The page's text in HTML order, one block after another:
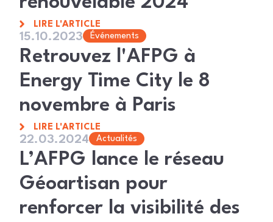
LIRE L'ARTICLE
15.10.2023 Événements
Retrouvez l'AFPG à
Energy Time City le 8
novembre à Paris
LIRE L'ARTICLE
22.03.2024 Actualités
L’AFPG lance le réseau
Géoartisan pour
renforcer la visibilité des